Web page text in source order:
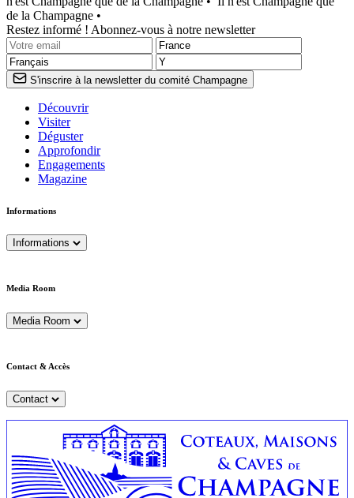
de la Champagne •
Restez informé ! Abonnez-vous à notre newsletter
S'inscrire à la newsletter du comité Champagne
Découvrir
Visiter
Déguster
Approfondir
Engagements
Magazine
Informations
Informations
Media Room
Media Room
Contact & Accès
Contact